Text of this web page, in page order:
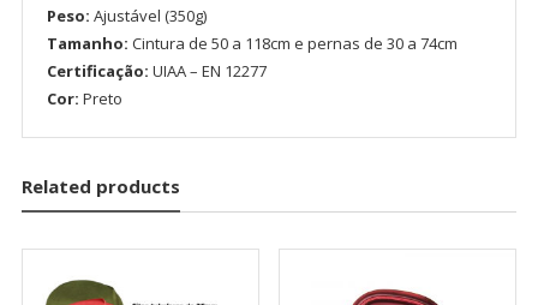
Peso: Ajustável (350g)
Tamanho: Cintura de 50 a 118cm e pernas de 30 a 74cm
Certificação: UIAA – EN 12277
Cor: Preto
Related products